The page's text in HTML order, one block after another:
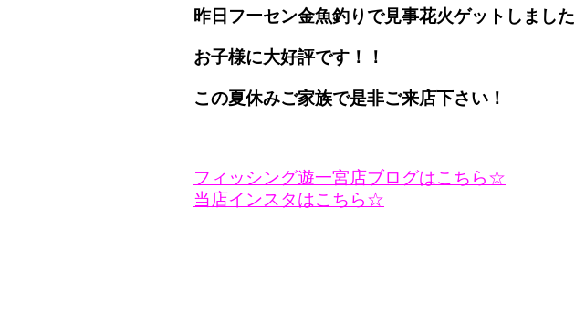
昨日フーセン金魚釣りで見事花火ゲットしました
お子様に大好評です！！
この夏休みご家族で是非ご来店下さい！
フィッシング遊一宮店ブログはこちら☆
当店インスタはこちら☆